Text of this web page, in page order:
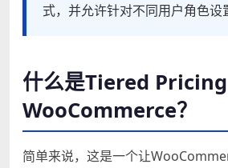
式，并允许针对不同用户角色设
什么是Tiered
WooCommerce？
简单来说，这是一个让